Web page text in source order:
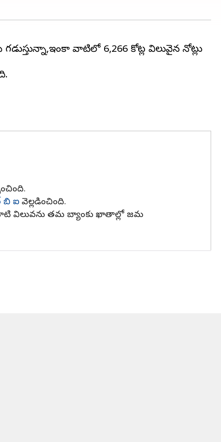
వాటిలో ₹6,266 కోట్ల విలువైన నోట్లు
బి ఐ వెల్లడించింది.
విలువను తమ బ్యాంకు ఖాతాల్లో జమ